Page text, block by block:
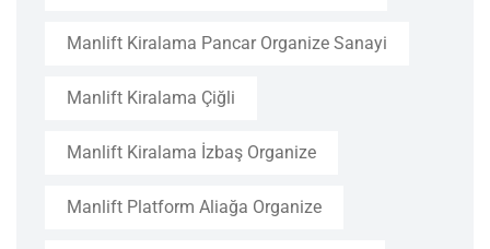
Manlift Kiralama Pancar Organize Sanayi
Manlift Kiralama Çiğli
Manlift Kiralama İzbaş Organize
Manlift Platform Aliağa Organize